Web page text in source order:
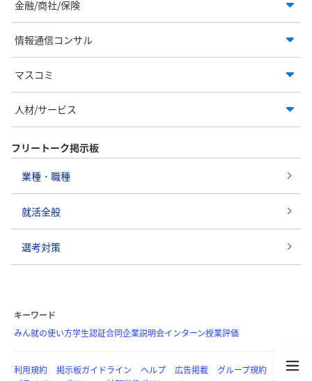
金融/商社/保険
情報通信コンサル
マスコミ
人材/サービス
フリートーク掲示板
業種・職種
就活全般
選考対策
キーワード
みん就の使い方学生認証合同企業説明会インターン授業評価
利用規約 掲示板ガイドライン ヘルプ 広告掲載
グループ規約